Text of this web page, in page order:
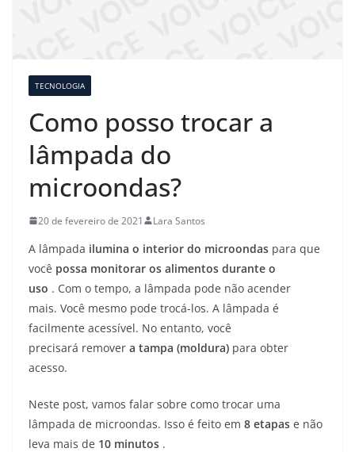
TECNOLOGIA
Como posso trocar a
lâmpada do
microondas?
20 de fevereiro de 2021 Lara Santos
A lâmpada ilumina o interior do microondas para que
você possa monitorar os alimentos durante o
uso . Com o tempo, a lâmpada pode não acender
mais. Você mesmo pode trocá-los. A lâmpada é
facilmente acessível. No entanto, você
precisará remover a tampa (moldura) para obter
acesso.
Neste post, vamos falar sobre como trocar uma
lâmpada de microondas. Isso é feito em 8 etapas e não
leva mais de 10 minutos .